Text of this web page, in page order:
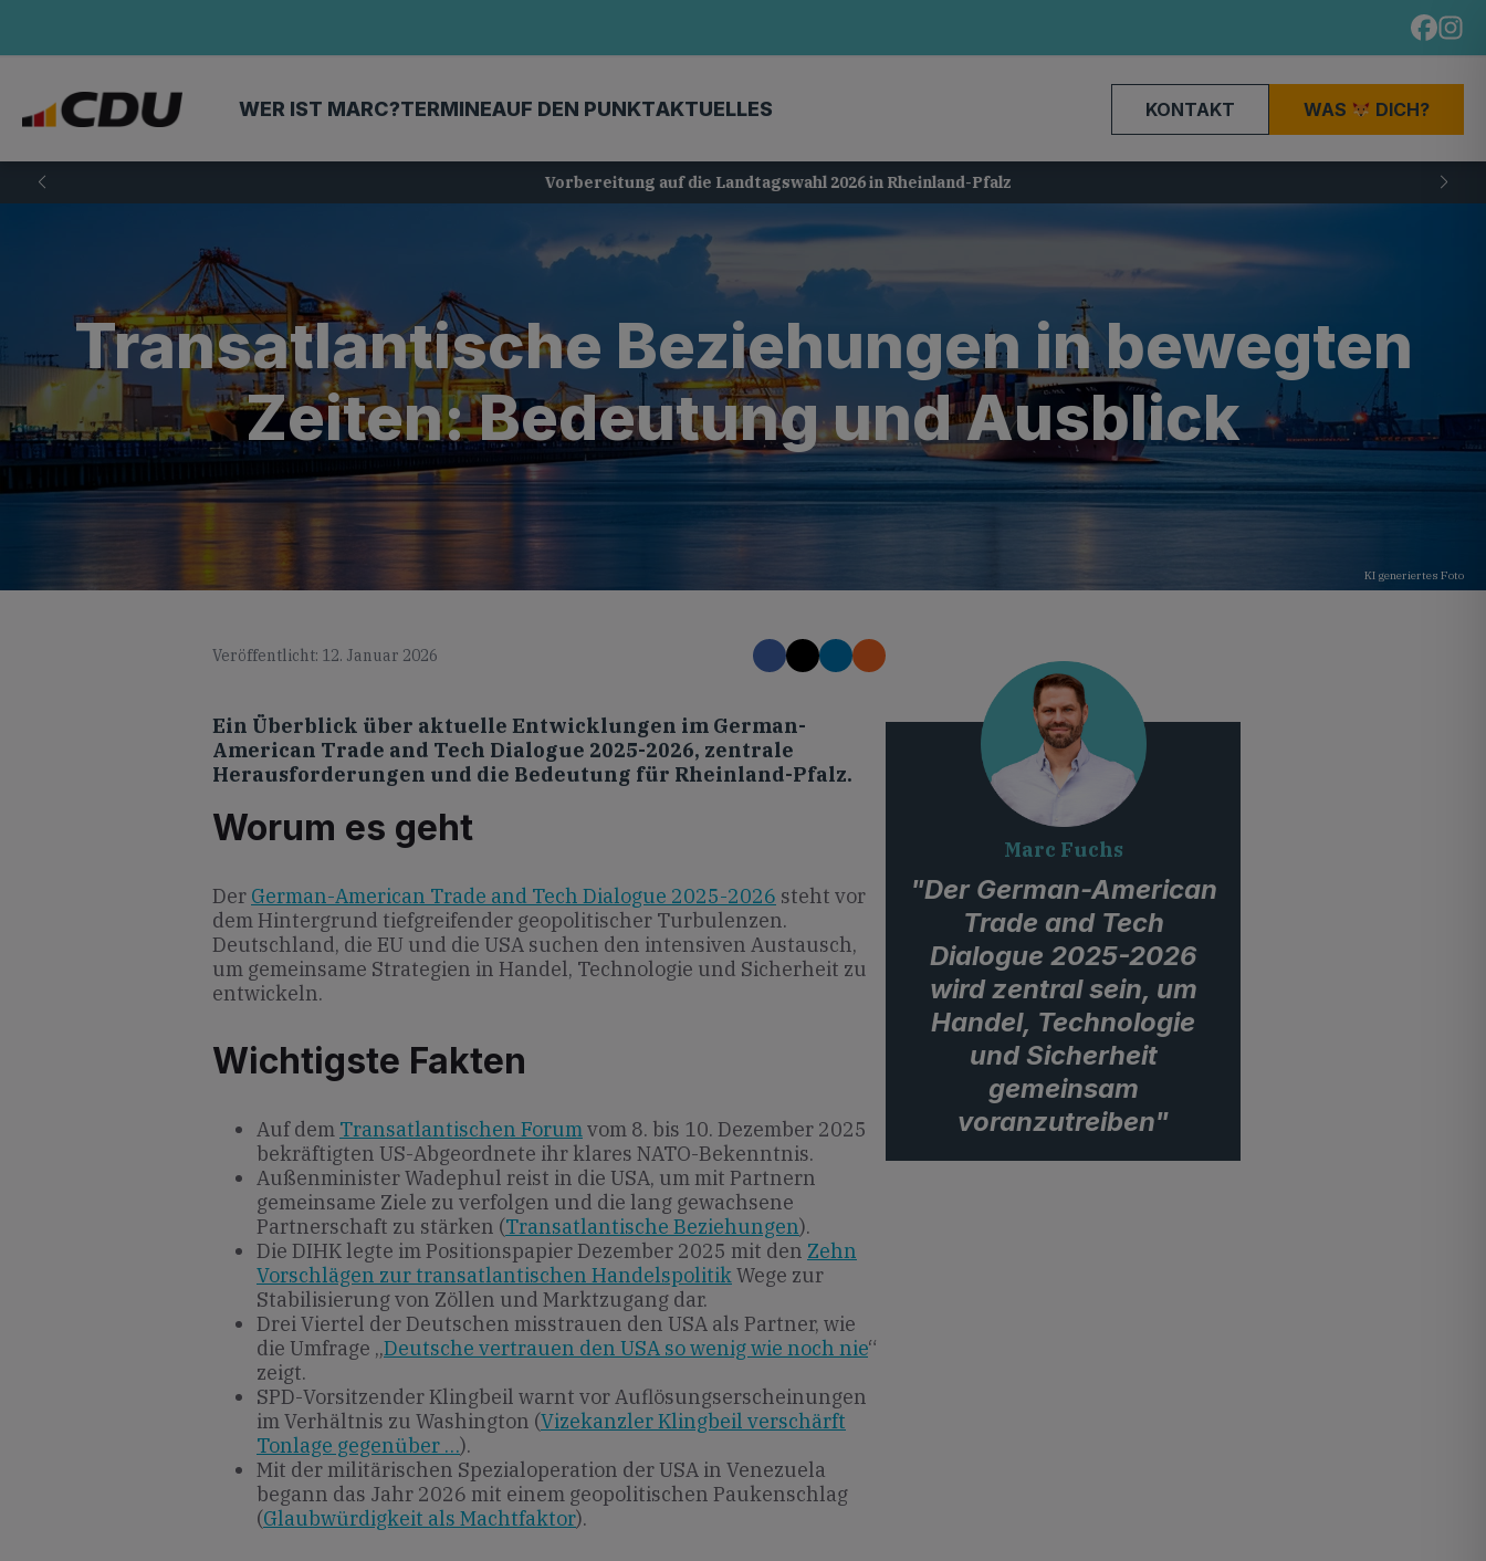
WER IST MARC?TERMINEAUF DEN PUNKTAKTUELLES KONTAKT WAS DICH?
Vorbereitung auf die Landtagswahl 2026 in Rheinland-Pfalz
Transatlantische Beziehungen in bewegten
Zeiten: Bedeutung und Ausblick
KI generiertes Foto
Veröffentlicht: 12. Januar 2026
Ein Überblick über aktuelle Entwicklungen im German-
American Trade and Tech Dialogue 2025-2026, zentrale
Herausforderungen und die Bedeutung für Rheinland-Pfalz.
Worum es geht
Der German-American Trade and Tech Dialogue 2025-2026 steht vor
dem Hintergrund tiefgreifender geopolitischer Turbulenzen.
Deutschland, die EU und die USA suchen den intensiven Austausch,
um gemeinsame Strategien in Handel, Technologie und Sicherheit zu
entwickeln.
Wichtigste Fakten
Auf dem Transatlantischen Forumvom 8. bis 10. Dezember 2025
bekräftigten US-Abgeordnete ihr klares NATO-Bekenntnis.
Außenminister Wadephul reist in die USA, um mit Partnern
gemeinsame Ziele zu verfolgen und die lang gewachsene
Partnerschaft zu stärken (Transatlantische Beziehungen).
Die DIHK legte im Positionspapier Dezember 2025 mit den Zehn
Vorschlägen zur transatlantischen HandelspolitikWege zur
Stabilisierung von Zöllen und Marktzugang dar.
Drei Viertel der Deutschen misstrauen den USA als Partner, wie
die Umfrage „Deutsche vertrauen den USA so wenig wie noch nie“
zeigt.
SPD-Vorsitzender Klingbeil warnt vor Auflösungserscheinungen
im Verhältnis zu Washington (Vizekanzler Klingbeil verschärft
Tonlage gegenüber …).
Mit der militärischen Spezialoperation der USA in Venezuela
begann das Jahr 2026 mit einem geopolitischen Paukenschlag
(Glaubwürdigkeit als Machtfaktor).
Marc Fuchs
"Der German-American
Trade and Tech
Dialogue 2025-2026
wird zentral sein, um
Handel, Technologie
und Sicherheit
gemeinsam
voranzutreiben"